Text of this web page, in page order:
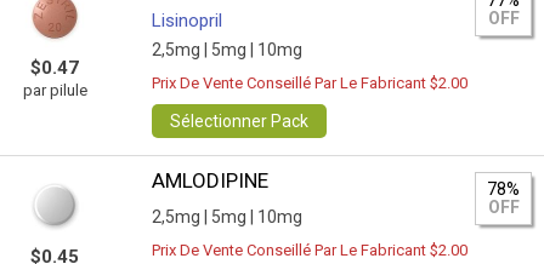
$0.47
par pilule
Lisinopril
2,5mg | 5mg | 10mg
OFF
Prix De Vente Conseillé Par Le Fabricant $2.00
Sélectionner Pack
$0.45
AMLODIPINE
2,5mg | 5mg | 10mg
78%
OFF
Prix De Vente Conseillé Par Le Fabricant $2.00